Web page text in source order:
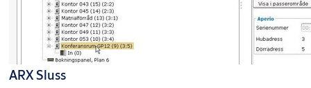
ARX Sluss